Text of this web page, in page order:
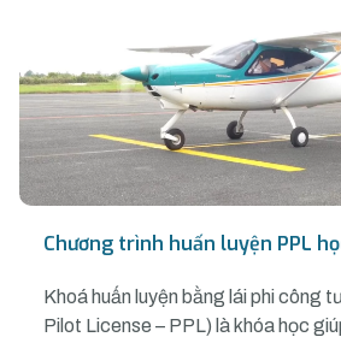
Chương trình huấn luyện PPL
Khoá huấn luyện bằng lái phi công
Pilot License – PPL) là khóa học